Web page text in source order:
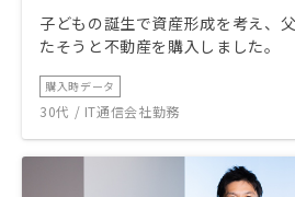
子どもの誕生で資産形成を考え、
たそうと不動産を購入しました。
購入時データ
30代 / IT通信会社勤務